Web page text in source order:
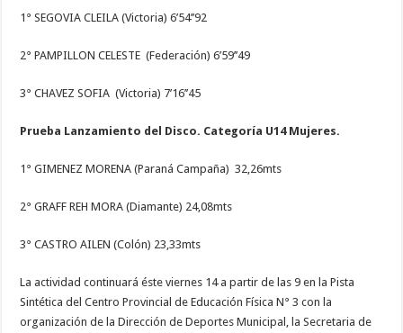
1° SEGOVIA CLEILA (Victoria) 6’54’’92
2° PAMPILLON CELESTE (Federación) 6’59’’49
3° CHAVEZ SOFIA (Victoria) 7’16’’45
Prueba Lanzamiento del Disco. Categoría U14 Mujeres.
1° GIMENEZ MORENA (Paraná Campaña) 32,26mts
2° GRAFF REH MORA (Diamante) 24,08mts
3° CASTRO AILEN (Colón) 23,33mts
La actividad continuará éste viernes 14 a partir de las 9 en la Pista
Sintética del Centro Provincial de Educación Física N° 3 con la
organización de la Dirección de Deportes Municipal, la Secretaria de